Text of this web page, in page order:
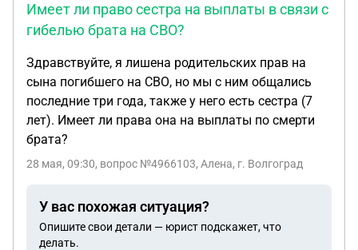
Имеет ли право сестра на выплаты в связи с
гибелью брата на СВО?
Здравствуйте, я лишена родительских прав на
сына погибшего на СВО, но мы с ним общались
последние три года, также у него есть сестра (7
лет). Имеет ли права она на выплаты по смерти
брата?
28 мая, 09:30, вопрос №4966103, Алена, г. Волгоград
У вас похожая ситуация?
Опишите свои детали — юрист подскажет, что
делать.